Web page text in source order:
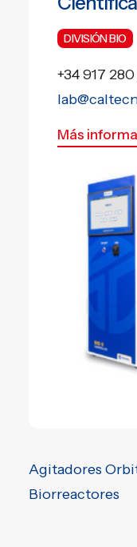
DIVISIÓN BIO
+34 917 280
Más
Agitadores
Biorreactores